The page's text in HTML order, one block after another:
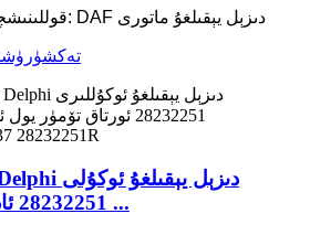
5. قوللىنىشچانلىقى: DAF دىزېل يېقىلغۇ ماتورى
تەكشۈرۈش
28232251 ئادەتتىكى ...